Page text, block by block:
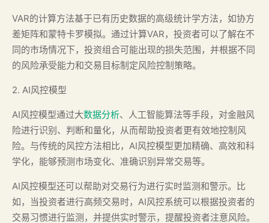
VAR的计算方法基于已有历史数据的高级统计学方法，如协方
差矩阵和蒙特卡罗模拟。通过计算VAR，投资者可以了解在不
同的市场情况下，投资组合可能出现的损失范围，并根据不同
的风险承受能力和交易目标制定风险控制策略。
2. AI风控模型
AI风控模型通过大数据分析、人工智能算法等手段，对金融风
险进行识别、判断和量化，从而帮助投资者更有效地控制风
险。与传统的风控方法相比，AI风控模型更加精确、高效和科
学化，能够预测市场变化、准确识别异常交易等。
AI风控模型还可以帮助对交易行为进行实时监测和警示。比
如，当投资者进行高频交易时，AI风控系统可以根据投资者的
交易习惯进行监测，并提供实时警示，提醒投资者注意风险。